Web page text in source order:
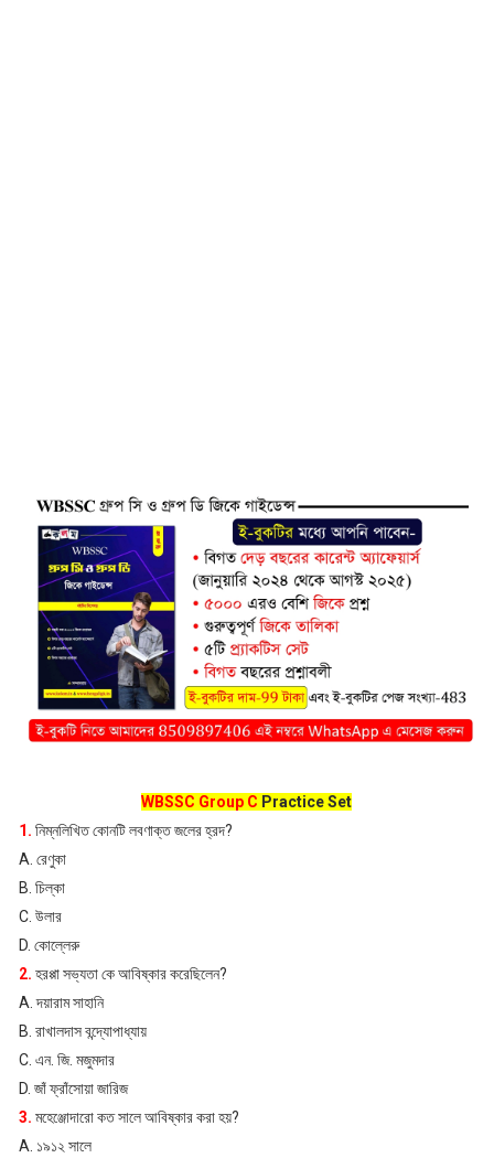
WBSSC Group C Practice Set
1. নিম্নলিখিত কোনটি লবণাক্ত জলের হ্রদ?
A. রেণুকা
B. চিল্কা
C. উলার
D. কোল্লেরু
2. হরপ্পা সভ্যতা কে আবিষ্কার করেছিলেন?
A. দয়ারাম সাহানি
B. রাখালদাস বন্দ্যোপাধ্যায়
C. এন. জি. মজুমদার
D. জাঁ ফ্রাঁসোয়া জারিজ
3. মহেঞ্জোদারো কত সালে আবিষ্কার করা হয়?
A. ১৯১২ সালে